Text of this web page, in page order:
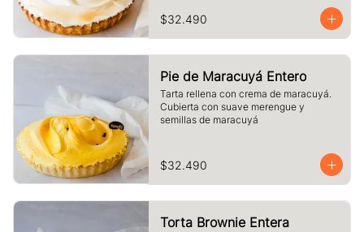
$32.490
Pie de Maracuyá Entero
Tarta rellena con crema de maracuyá.
Cubierta con suave merengue y
semillas de maracuyá
$32.490
Torta Brownie Entera